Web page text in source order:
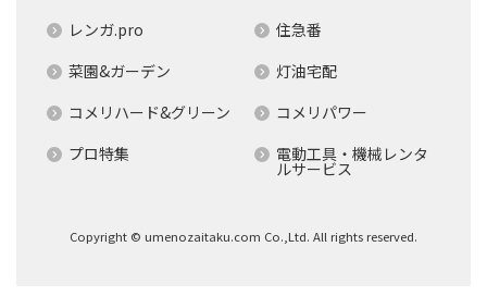
レンガ.pro
住急番
菜園&ガーデン
灯油宅配
コメリハード&グリーン
コメリパワー
プロ特集
電動工具・機械レンタ
ルサービス
Copyright © umenozaitaku.com Co.,Ltd. All rights reserved.